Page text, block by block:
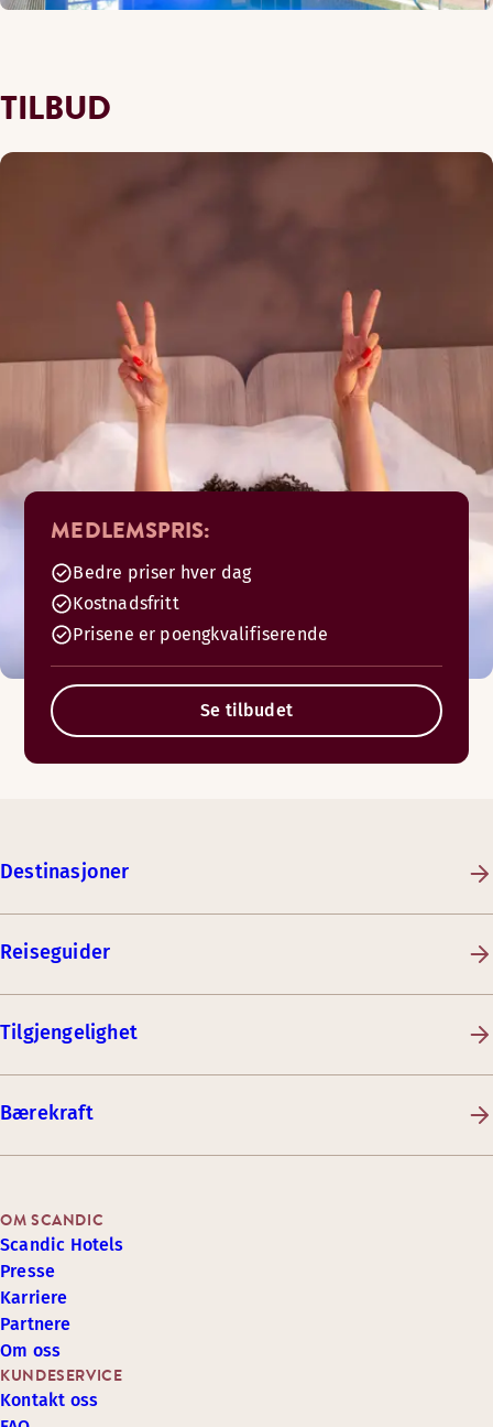
TILBUD
MEDLEMSPRIS:
Bedre priser hver dag
Kostnadsfritt
Prisene er poengkvalifiserende
Se tilbudet
Destinasjoner
Reiseguider
Tilgjengelighet
Bærekraft
KUNDESERVICE
Kontakt oss
OM SCANDIC
Scandic Hotels
Presse
Karriere
Partnere
Om oss